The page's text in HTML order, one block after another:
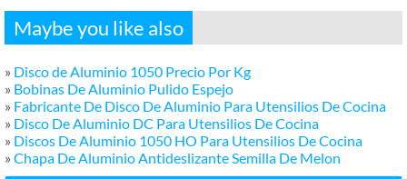
Maybe you like also
» Disco de Aluminio 1050 Precio Por Kg
» Bobinas De Aluminio Pulido Espejo
» Fabricante De Disco De Aluminio Para Utensilios De Cocina
» Disco De Aluminio DC Para Utensilios De Cocina
» Discos De Aluminio 1050 HO Para Utensilios De Cocina
» Chapa De Aluminio Antideslizante Semilla De Melon